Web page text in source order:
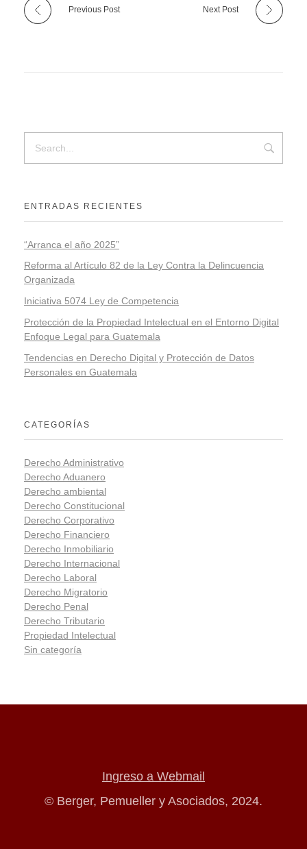
Previous Post Next Post
ENTRADAS RECIENTES
“Arranca el año 2025”
Reforma al Artículo 82 de la Ley Contra la Delincuencia
Organizada
Iniciativa 5074 Ley de Competencia
Protección de la Propiedad Intelectual en el Entorno Digital
Enfoque Legal para Guatemala
Tendencias en Derecho Digital y Protección de Datos
Personales en Guatemala
CATEGORÍAS
Derecho Administrativo
Derecho Aduanero
Derecho ambiental
Derecho Constitucional
Derecho Corporativo
Derecho Financiero
Derecho Inmobiliario
Derecho Internacional
Derecho Laboral
Derecho Migratorio
Derecho Penal
Derecho Tributario
Propiedad Intelectual
Sin categoría
Ingreso a Webmail
© Berger, Pemueller y Asociados, 2024.